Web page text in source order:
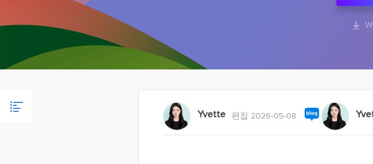

Yvette 편집 2026-05-08